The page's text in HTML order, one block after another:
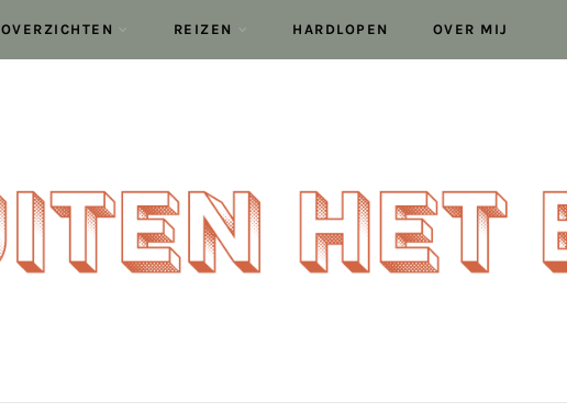
OVERZICHTEN REIZEN HARDLOPEN OVER MIJ